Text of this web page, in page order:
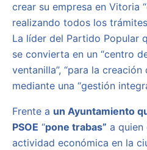
crear su empresa en Vitoria
realizando todos los
La líder del Partido Popular
se convierta en un “centro
ventanilla”, “para la
mediante una “gestión
Frente a un Ayuntamiento
PSOE “pone trabas” a quien
actividad económica en la